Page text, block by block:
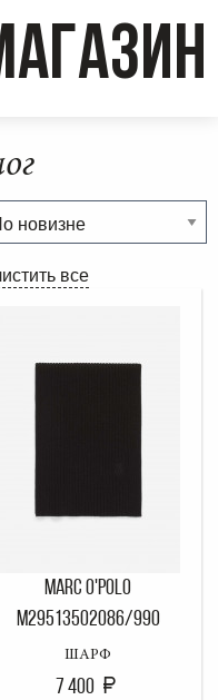
все
MARC O'POLO
M29513502086/990
ШАРФ
7 400